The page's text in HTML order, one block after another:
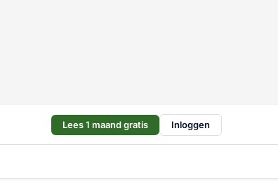
Lees 1 maand gratis Inloggen